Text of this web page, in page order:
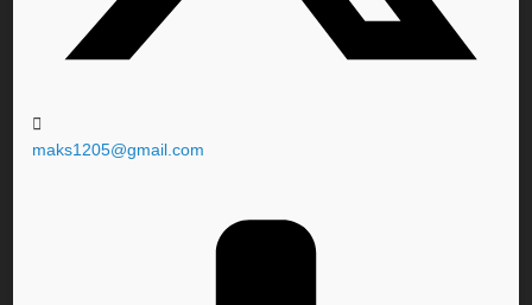
maks1205@gmail.com